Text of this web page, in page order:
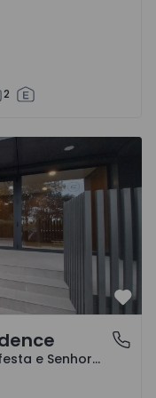
2
da Hora, Porto
São Mamede de Infesta e Senhora da Hora, Porto